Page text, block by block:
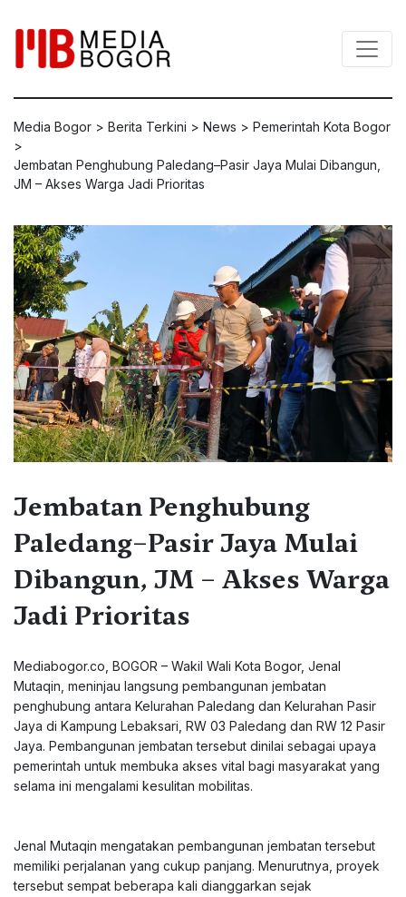
Media Bogor > Berita Terkini > News > Pemerintah Kota Bogor
>
Jembatan Penghubung Paledang–Pasir Jaya Mulai Dibangun,
JM – Akses Warga Jadi Prioritas
Jembatan Penghubung
Paledang–Pasir Jaya Mulai
Dibangun, JM – Akses Warga
Jadi Prioritas
Mediabogor.co, ‎BOGOR – Wakil Wali Kota Bogor, Jenal
Mutaqin, meninjau langsung pembangunan jembatan
penghubung antara Kelurahan Paledang dan Kelurahan Pasir
Jaya di Kampung Lebaksari, RW 03 Paledang dan RW 12 Pasir
Jaya. Pembangunan jembatan tersebut dinilai sebagai upaya
pemerintah untuk membuka akses vital bagi masyarakat yang
selama ini mengalami kesulitan mobilitas.
‎Jenal Mutaqin mengatakan pembangunan jembatan tersebut
memiliki perjalanan yang cukup panjang. Menurutnya, proyek
tersebut sempat beberapa kali dianggarkan sejak